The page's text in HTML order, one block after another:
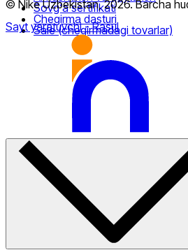
Sovg‘a sertifikati
Chegirma dasturi
Sale (chegirmadagi tovarlar)
© Nike Uzbekistan,2026.Barcha
Sayt yaratuvchi- Rasul